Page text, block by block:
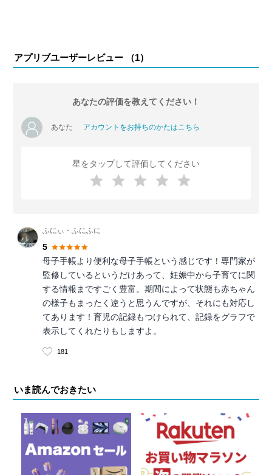
アプリブユーザーレビュー （1）
あなたの評価を教えてください！
あなた アカウントをお持ちのかたはこちら
星をタップして評価してください
ふにぃ・ふにふに
5
母子手帳より便利な母子手帳という感じです！専門家が
監修しているというだけあって、妊娠中から子育てに関
する情報まですごく豊富。期間によって状態も赤ちゃん
の様子もまったく違うと思うんですが、それにも対応し
てあります！育児の記録もつけられて、記録をグラフで
表示してくれたりもしますよ。
181
いま読んでおきたい